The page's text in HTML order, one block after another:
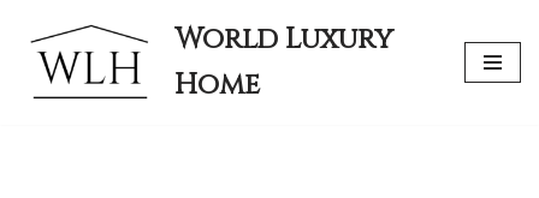
Skip
to
World Luxury
Home